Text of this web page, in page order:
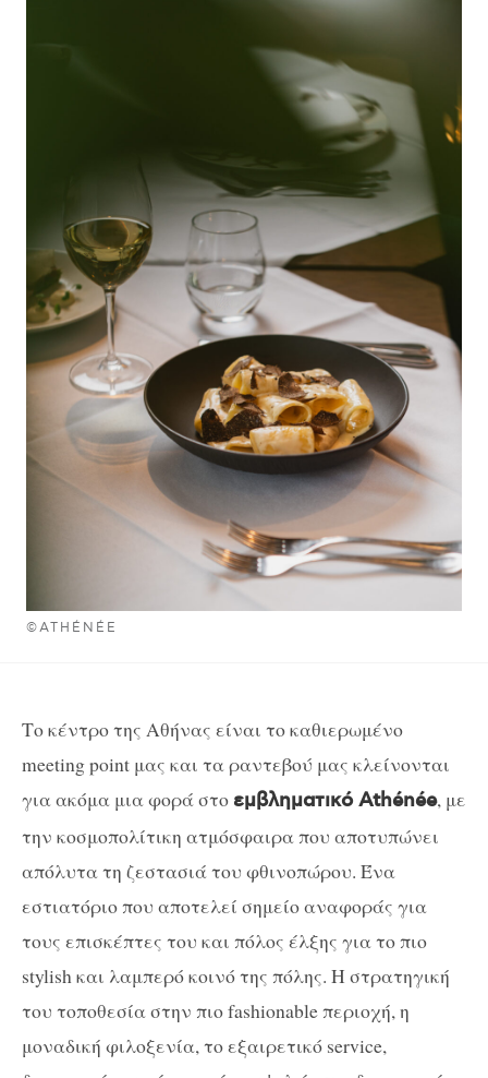
©ATHÉNÉE
Το κέντρο της Αθήνας είναι το καθιερωμένο
meeting point μας και τα ραντεβού μας κλείνονται
για ακόμα μια φορά στο εμβληματικό Athénée, με
την κοσμοπολίτικη ατμόσφαιρα που αποτυπώνει
απόλυτα τη ζεστασιά του φθινοπώρου. Ένα
εστιατόριο που αποτελεί σημείο αναφοράς για
τους επισκέπτες του και πόλος έλξης για το πιο
stylish και λαμπερό κοινό της πόλης. Η στρατηγική
του τοποθεσία στην πιο fashionable περιοχή, η
μοναδική φιλοξενία, το εξαιρετικό service,